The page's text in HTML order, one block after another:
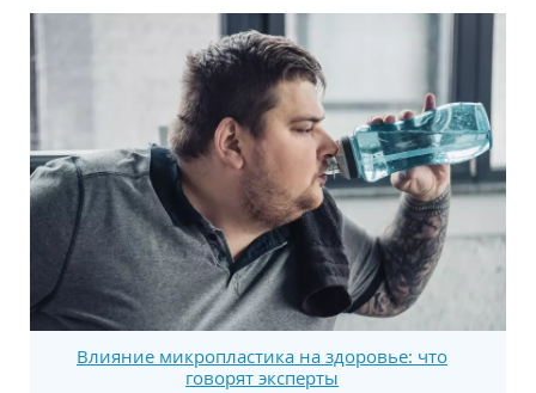
Влияние микропластика на здоровье: что
говорят эксперты